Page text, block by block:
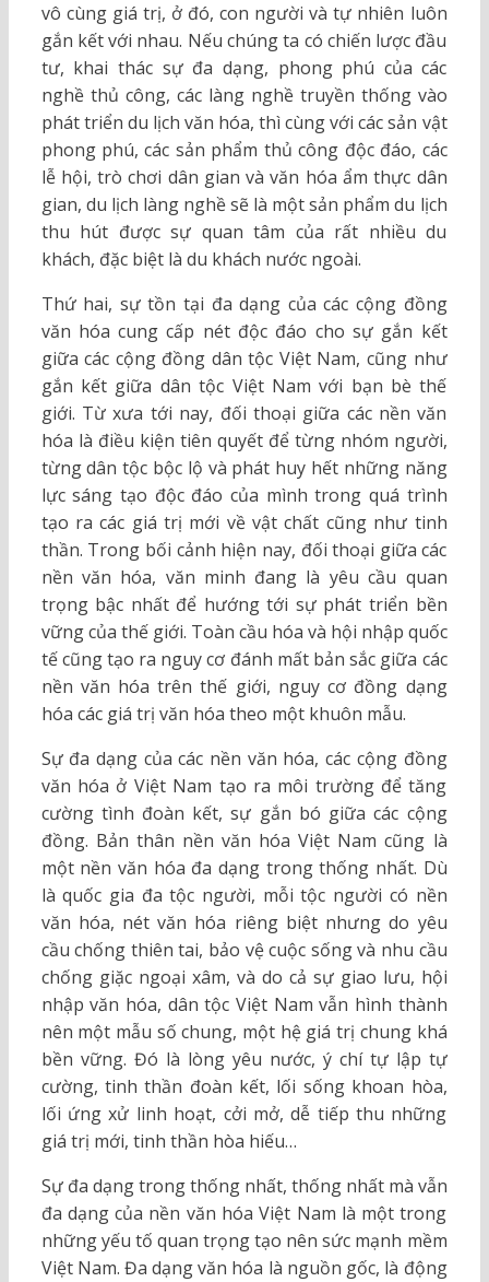
vô cùng giá trị, ở đó, con người và tự nhiên luôn
gắn kết với nhau. Nếu chúng ta có chiến lược đầu
tư, khai thác sự đa dạng, phong phú của các
nghề thủ công, các làng nghề truyền thống vào
phát triển du lịch văn hóa, thì cùng với các sản vật
phong phú, các sản phẩm thủ công độc đáo, các
lễ hội, trò chơi dân gian và văn hóa ẩm thực dân
gian, du lịch làng nghề sẽ là một sản phẩm du lịch
thu hút được sự quan tâm của rất nhiều du
khách, đặc biệt là du khách nước ngoài.
Thứ hai, sự tồn tại đa dạng của các cộng đồng
văn hóa cung cấp nét độc đáo cho sự gắn kết
giữa các cộng đồng dân tộc Việt Nam, cũng như
gắn kết giữa dân tộc Việt Nam với bạn bè thế
giới. Từ xưa tới nay, đối thoại giữa các nền văn
hóa là điều kiện tiên quyết để từng nhóm người,
từng dân tộc bộc lộ và phát huy hết những năng
lực sáng tạo độc đáo của mình trong quá trình
tạo ra các giá trị mới về vật chất cũng như tinh
thần. Trong bối cảnh hiện nay, đối thoại giữa các
nền văn hóa, văn minh đang là yêu cầu quan
trọng bậc nhất để hướng tới sự phát triển bền
vững của thế giới. Toàn cầu hóa và hội nhập quốc
tế cũng tạo ra nguy cơ đánh mất bản sắc giữa các
nền văn hóa trên thế giới, nguy cơ đồng dạng
hóa các giá trị văn hóa theo một khuôn mẫu.
Sự đa dạng của các nền văn hóa, các cộng đồng
văn hóa ở Việt Nam tạo ra môi trường để tăng
cường tình đoàn kết, sự gắn bó giữa các cộng
đồng. Bản thân nền văn hóa Việt Nam cũng là
một nền văn hóa đa dạng trong thống nhất. Dù
là quốc gia đa tộc người, mỗi tộc người có nền
văn hóa, nét văn hóa riêng biệt nhưng do yêu
cầu chống thiên tai, bảo vệ cuộc sống và nhu cầu
chống giặc ngoại xâm, và do cả sự giao lưu, hội
nhập văn hóa, dân tộc Việt Nam vẫn hình thành
nên một mẫu số chung, một hệ giá trị chung khá
bền vững. Đó là lòng yêu nước, ý chí tự lập tự
cường, tinh thần đoàn kết, lối sống khoan hòa,
lối ứng xử linh hoạt, cởi mở, dễ tiếp thu những
giá trị mới, tinh thần hòa hiếu…
Sự đa dạng trong thống nhất, thống nhất mà vẫn
đa dạng của nền văn hóa Việt Nam là một trong
những yếu tố quan trọng tạo nên sức mạnh mềm
Việt Nam. Đa dạng văn hóa là nguồn gốc, là động